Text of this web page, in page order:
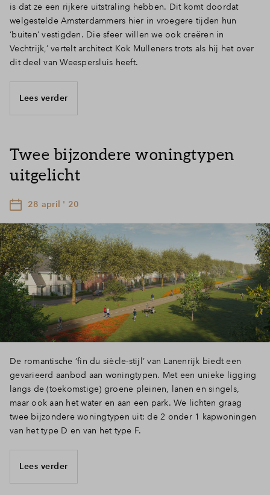
is dat ze een rijkere uitstraling hebben. Dit komt doordat
welgestelde Amsterdammers hier in vroegere tijden hun
‘buiten’ vestigden. Die sfeer willen we ook creëren in
Vechtrijk,’ vertelt architect Kok Mulleners trots als hij het over
dit deel van Weespersluis heeft.
Lees verder
Twee bijzondere woningtypen
uitgelicht
28 april ' 20
De romantische ‘fin du siècle-stijl’ van Lanenrijk biedt een
gevarieerd aanbod aan woningtypen. Met een unieke ligging
langs de (toekomstige) groene pleinen, lanen en singels,
maar ook aan het water en aan een park. We lichten graag
twee bijzondere woningtypen uit: de 2 onder 1 kapwoningen
van het type D en van het type F.
Lees verder